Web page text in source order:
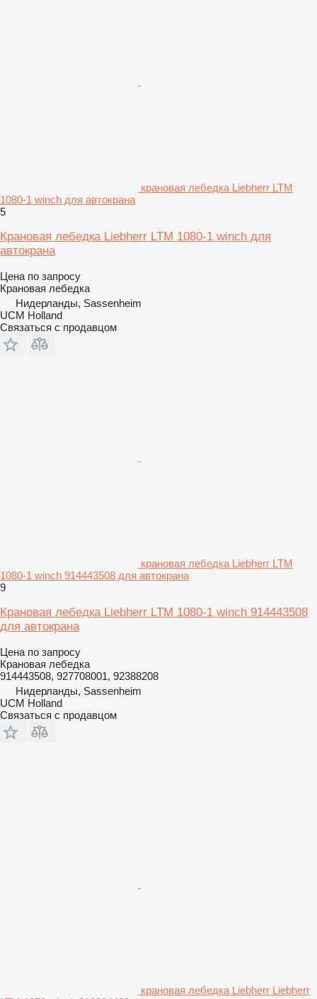
крановая лебедка Liebherr LTM
1080-1 winch для автокрана
5
Крановая лебедка Liebherr LTM 1080-1 winch для
автокрана
Цена по запросу
Крановая лебедка
Нидерланды, Sassenheim
UCM Holland
Связаться с продавцом
крановая лебедка Liebherr LTM
1080-1 winch 914443508 для автокрана
9
Крановая лебедка Liebherr LTM 1080-1 winch 914443508
для автокрана
Цена по запросу
Крановая лебедка
914443508, 927708001, 92388208
Нидерланды, Sassenheim
UCM Holland
Связаться с продавцом
крановая лебедка Liebherr Liebherr